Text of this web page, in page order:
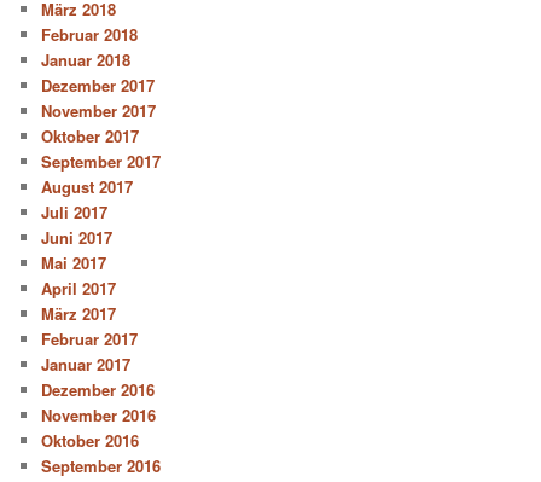
März 2018
Februar 2018
Januar 2018
Dezember 2017
November 2017
Oktober 2017
September 2017
August 2017
Juli 2017
Juni 2017
Mai 2017
April 2017
März 2017
Februar 2017
Januar 2017
Dezember 2016
November 2016
Oktober 2016
September 2016